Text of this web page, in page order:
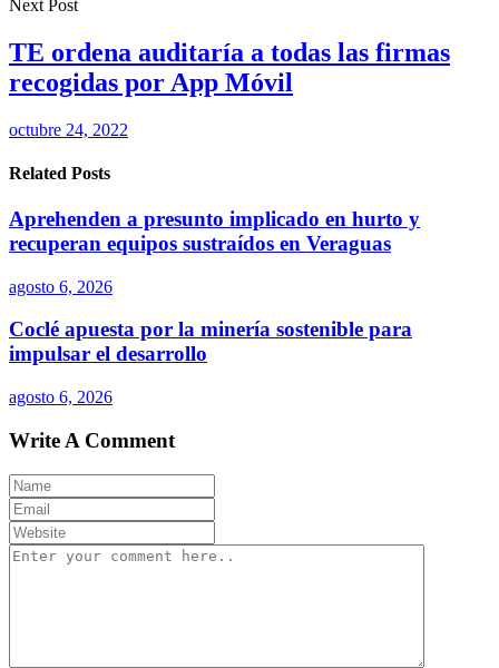
Next Post
TE ordena auditaría a todas las firmas
recogidas por App Móvil
octubre 24, 2022
Related Posts
Aprehenden a presunto implicado en hurto y
recuperan equipos sustraídos en Veraguas
agosto 6, 2026
Coclé apuesta por la minería sostenible para
impulsar el desarrollo
agosto 6, 2026
Write A Comment